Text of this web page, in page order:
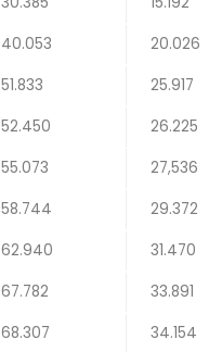
40.053
20.026
51.833
25.917
52.450
26.225
55.073
27,536
58.744
29.372
62.940
31.470
67.782
33.891
68.307
34.154